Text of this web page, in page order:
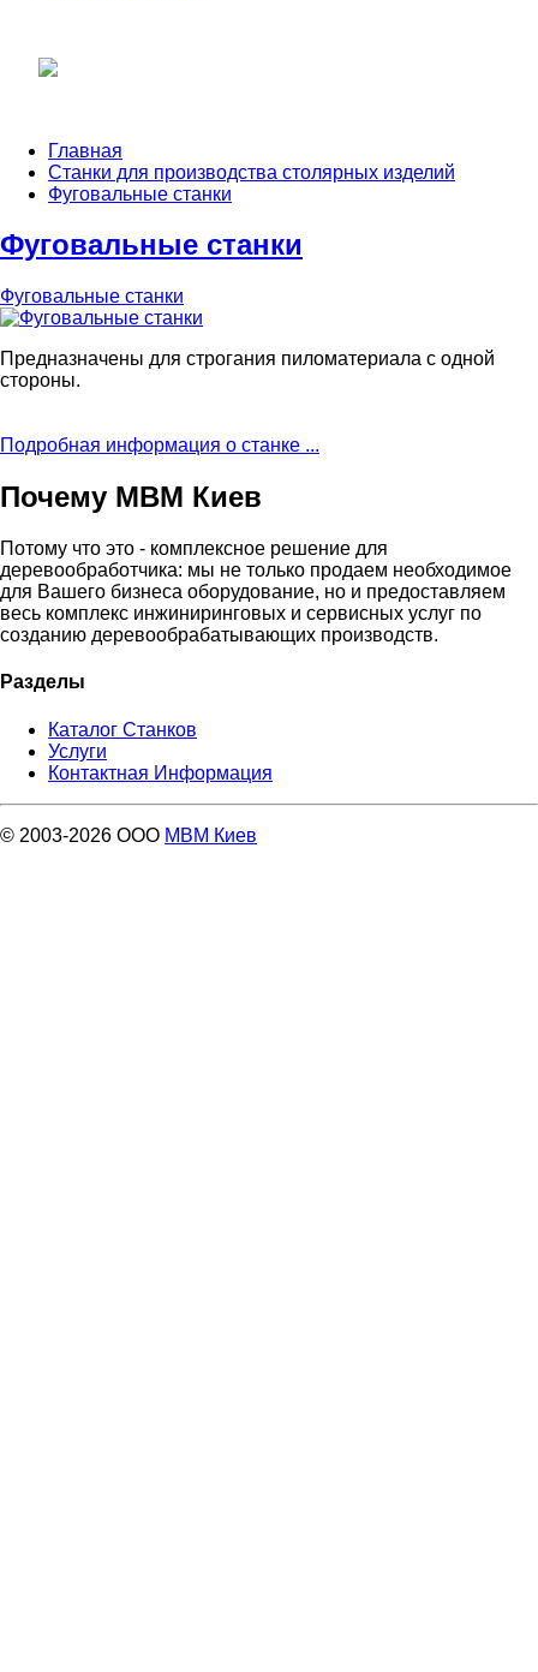
Главная
Станки для производства столярных изделий
Фуговальные станки
Фуговальные станки
Фуговальные станки
Предназначены для строгания пиломатериала с одной
стороны.
Подробная информация о станке ...
Почему МВМ Киев
Потому что это - комплексное решение для
деревообработчика: мы не только продаем необходимое
для Вашего бизнеса оборудование, но и предоставляем
весь комплекс инжиниринговых и сервисных услуг по
созданию деревообрабатывающих производств.
Разделы
Каталог Станков
Услуги
Контактная Информация
© 2003-2026 ООО МВМ Киев